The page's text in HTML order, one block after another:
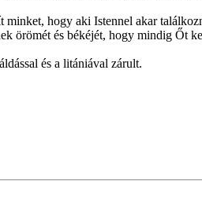
hogy aki Istennel akar
örömét és békéjét, hogy mindig Őt
és a litániával zárult.